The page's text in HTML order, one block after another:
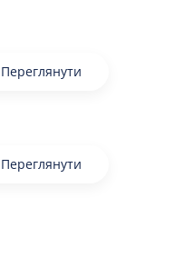
Переглянути
Переглянути